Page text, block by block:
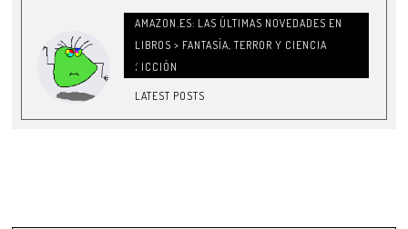
AMAZON.ES: LAS ÚLTIMAS NOVEDADES EN
LIBROS > FANTASÍA, TERROR Y CIENCIA
FICCIÓN
LATEST POSTS